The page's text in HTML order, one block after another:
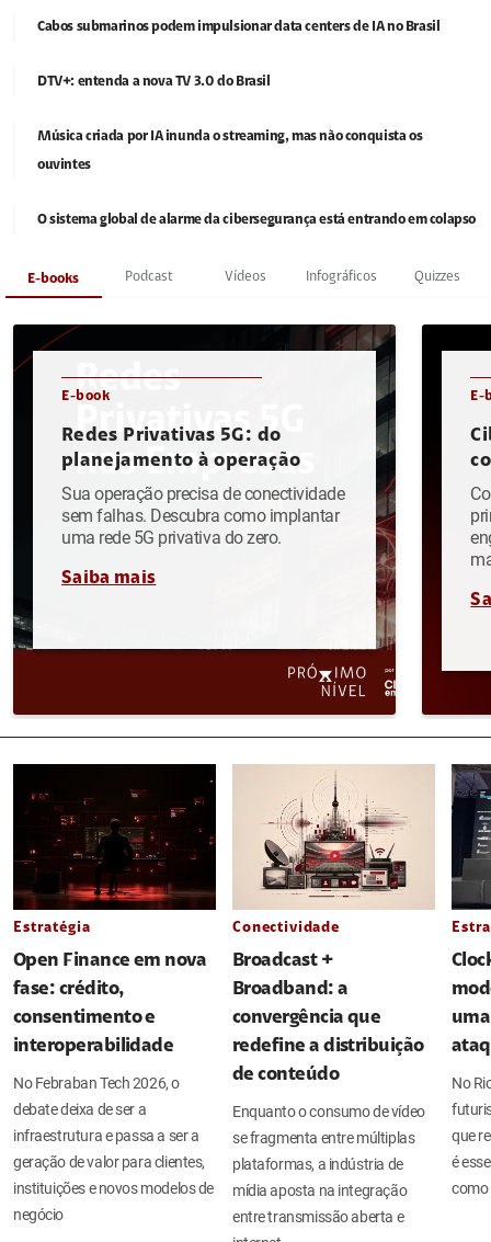
Cabos submarinos podem impulsionar data centers de IA no Brasil
DTV+: entenda a nova TV 3.0 do Brasil
Música criada por IA inunda o streaming, mas não conquista os
ouvintes
O sistema global de alarme da cibersegurança está entrando em colapso
E-books Podcast Vídeos Infográficos Quizzes
E-book
Redes Privativas 5G: do
planejamento à operação
Sua operação precisa de conectividade
sem falhas. Descubra como implantar
uma rede 5G privativa do zero.
Saiba mais
E-
Estratégia
Open Finance em nova
fase: crédito,
consentimento e
interoperabilidade
No Febraban Tech 2026, o
debate deixa de ser a
infraestrutura e passa a ser a
geração de valor para clientes,
instituições e novos modelos de
negócio
Conectividade
Broadcast +
Broadband: a
convergência que
redefine a distribuição
de conteúdo
Enquanto o consumo de vídeo
se fragmenta entre múltiplas
plataformas, a indústria de
mídia aposta na integração
entre transmissão aberta e
No
que
é
como